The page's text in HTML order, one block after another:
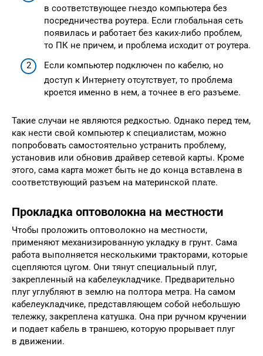
в соответствующее гнездо компьютера без
посредничества роутера. Если глобальная сеть
появилась и работает без каких-либо проблем,
то ПК не причем, и проблема исходит от роутера.
Если компьютер подключен по кабелю, но
доступ к Интернету отсутствует, то проблема
кроется именно в нем, а точнее в его разъеме.
Такие случаи не являются редкостью. Однако перед тем,
как нести свой компьютер к специалистам, можно
попробовать самостоятельно устранить проблему,
установив или обновив драйвер сетевой карты. Кроме
этого, сама карта может быть не до конца вставлена в
соответствующий разъем на материнской плате.
Прокладка оптоволокна на местности
Чтобы проложить оптоволокно на местности,
применяют механизированную укладку в грунт. Сама
работа выполняется несколькими тракторами, которые
сцепляются цугом. Они тянут специальный плуг,
закрепленный на кабелеукладчике. Предварительно
плуг углубляют в землю на полтора метра. На самом
кабелеукладчике, представляющем собой небольшую
тележку, закреплена катушка. Она при ручном кручении
и подает кабель в траншею, которую прорывает плуг
в движении.